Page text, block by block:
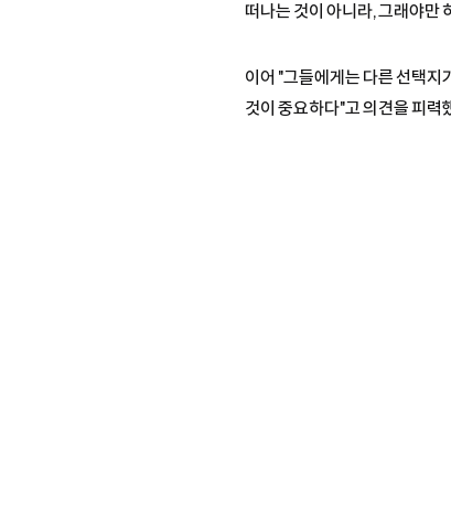
떠나는 것이 아니라, 그래야만
이어 "그들에게는 다른 선택지
것이 중요하다"고 의견을 피력